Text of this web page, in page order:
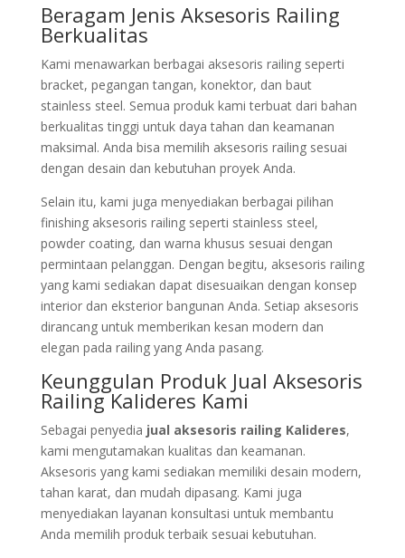
Beragam Jenis Aksesoris Railing
Berkualitas
Kami menawarkan berbagai aksesoris railing seperti
bracket, pegangan tangan, konektor, dan baut
stainless steel. Semua produk kami terbuat dari bahan
berkualitas tinggi untuk daya tahan dan keamanan
maksimal. Anda bisa memilih aksesoris railing sesuai
dengan desain dan kebutuhan proyek Anda.
Selain itu, kami juga menyediakan berbagai pilihan
finishing aksesoris railing seperti stainless steel,
powder coating, dan warna khusus sesuai dengan
permintaan pelanggan. Dengan begitu, aksesoris railing
yang kami sediakan dapat disesuaikan dengan konsep
interior dan eksterior bangunan Anda. Setiap aksesoris
dirancang untuk memberikan kesan modern dan
elegan pada railing yang Anda pasang.
Keunggulan Produk Jual Aksesoris
Railing Kalideres Kami
Sebagai penyedia jual aksesoris railing Kalideres,
kami mengutamakan kualitas dan keamanan.
Aksesoris yang kami sediakan memiliki desain modern,
tahan karat, dan mudah dipasang. Kami juga
menyediakan layanan konsultasi untuk membantu
Anda memilih produk terbaik sesuai kebutuhan.